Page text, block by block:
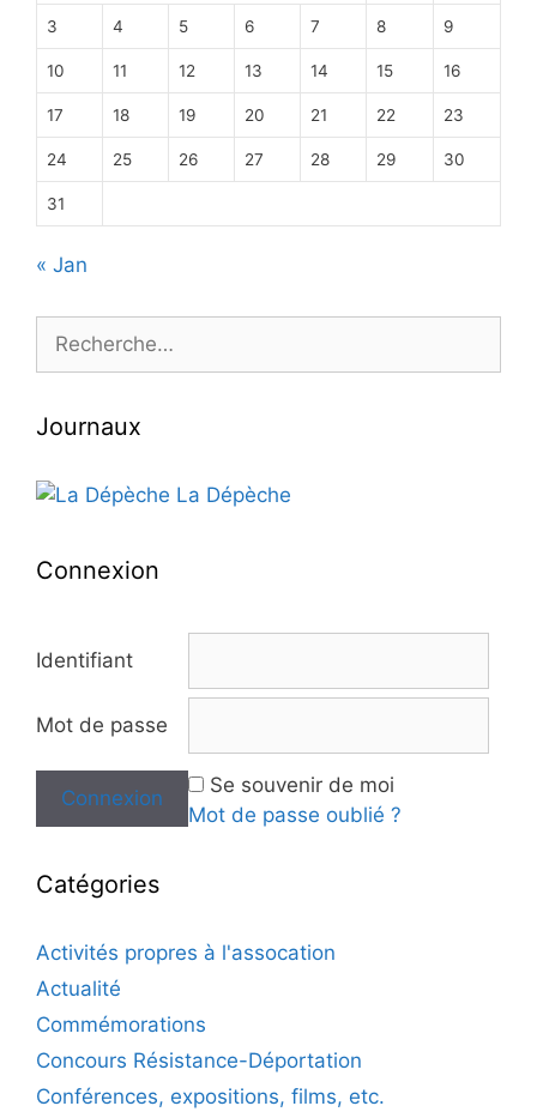
3 4 5 6 7 8 9
10 11 12 13 14 15 16
17 18 19 20 21 22 23
24 25 26 27 28 29 30
31
« Jan
Journaux
La Dépèche
Connexion
Identifiant
Mot de passe
Se souvenir de moi
Mot de passe oublié ?
Catégories
Activités propres à l'assocation
Actualité
Commémorations
Concours Résistance-Déportation
Conférences, expositions, films, etc.